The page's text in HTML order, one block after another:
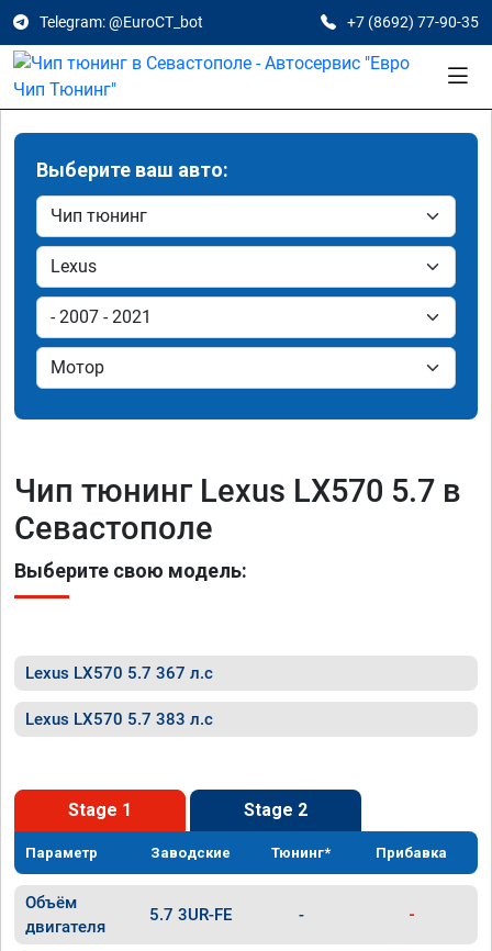
Telegram: @EuroCT_bot +7 (8692) 77-90-35
Выберите ваш авто:
Чип тюнинг Lexus LX570 5.7 в
Севастополе
Выберите свою модель:
Lexus LX570 5.7 367 л.с
Lexus LX570 5.7 383 л.с
Stage 1 Stage 2
Параметр Заводские Тюнинг* Прибавка
Объём
двигателя
5.7 3UR-FE - -